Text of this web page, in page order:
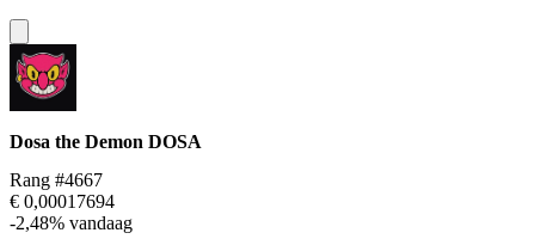
Dosa the Demon DOSA
Rang #4667
€ 0,00017694
-2,48% vandaag